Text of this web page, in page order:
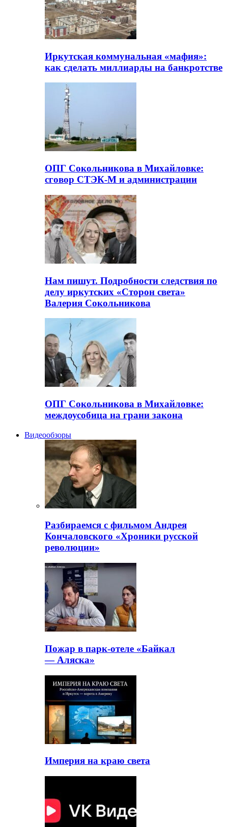
Иркутская коммунальная «мафия»:
как сделать миллиарды на банкротстве
ОПГ Сокольникова в Михайловке:
сговор СТЭК-М и администрации
Нам пишут. Подробности следствия по
делу иркутских «Сторон света»
Валерия Сокольникова
ОПГ Сокольникова в Михайловке:
междоусобица на грани закона
Видеообзоры
Разбираемся с фильмом Андрея
Кончаловского «Хроники русской
революции»
Пожар в парк-отеле «Байкал
— Аляска»
Империя на краю света